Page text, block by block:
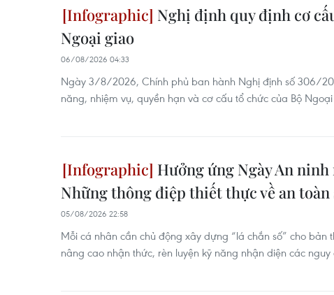
Nghị định quy định cơ
Ngoại giao
06/08/2026 04:33
Ngày 3/8/2026, Chính phủ ban hành Nghị định số 306/
năng, nhiệm vụ, quyền hạn và cơ cấu tổ chức của Bộ
Hưởng ứng Ngày An
Những thông điệp thiết thực về an toàn
05/08/2026 22:58
Mỗi cá nhân cần chủ động xây dựng “lá chắn số” cho bản
nâng cao nhận thức, rèn luyện kỹ năng nhận diện các